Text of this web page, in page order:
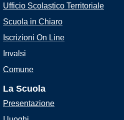
Ufficio Scolastico Territoriale
Scuola in Chiaro
Iscrizioni On Line
Invalsi
Comune
La Scuola
Presentazione